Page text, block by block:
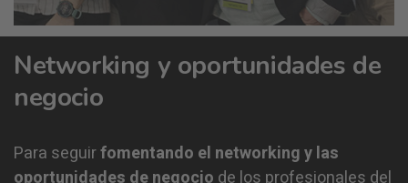
Networking y oportunidades de
negocio
Para seguirfomentando el networking y las